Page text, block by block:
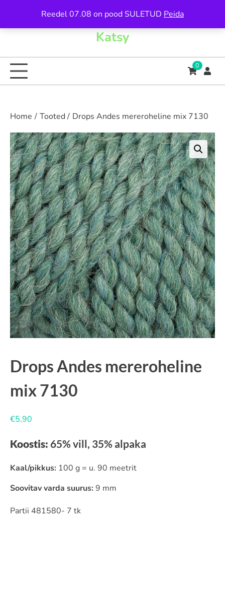
Reedel 07.08 on pood SULETUD Peida
content
Katsy
0
Home Tooted Drops Andes mereroheline mix 7130
Drops Andes mereroheline
mix 7130
€5,90
Koostis: 65% vill, 35% alpaka
Kaal/pikkus: 100 g = u. 90 meetrit
Soovitav varda suurus:9 mm
Partii 481580- 7 tk